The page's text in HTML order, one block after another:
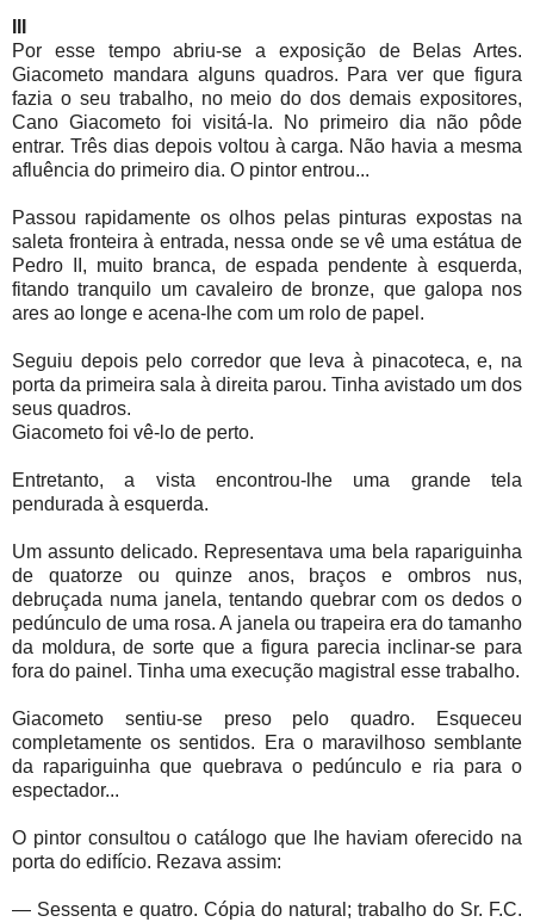
Por esse tempo abriu-se a exposição de Belas Artes.
Giacometo mandara alguns quadros. Para ver que figura
fazia o seu trabalho, no meio do dos demais expositores,
Cano Giacometo foi visitá-la. No primeiro dia não pôde
entrar. Três dias depois voltou à carga. Não havia a mesma
afluência do primeiro dia. O pintor entrou...
Passou rapidamente os olhos pelas pinturas expostas na
saleta fronteira à entrada, nessa onde se vê uma estátua de
Pedro II, muito branca, de espada pendente à esquerda,
fitando tranquilo um cavaleiro de bronze, que galopa nos
ares ao longe e acena-lhe com um rolo de papel.
Seguiu depois pelo corredor que leva à pinacoteca, e, na
porta da primeira sala à direita parou. Tinha avistado um dos
seus quadros.
Giacometo foi vê-lo de perto.
Entretanto, a vista encontrou-lhe uma grande tela
pendurada à esquerda.
Um assunto delicado. Representava uma bela rapariguinha
de quatorze ou quinze anos, braços e ombros nus,
debruçada numa janela, tentando quebrar com os dedos o
pedúnculo de uma rosa. A janela ou trapeira era do tamanho
da moldura, de sorte que a figura parecia inclinar-se para
fora do painel. Tinha uma execução magistral esse trabalho.
Giacometo sentiu-se preso pelo quadro. Esqueceu
completamente os sentidos. Era o maravilhoso semblante
da rapariguinha que quebrava o pedúnculo e ria para o
espectador...
O pintor consultou o catálogo que lhe haviam oferecido na
porta do edifício. Rezava assim:
— Sessenta e quatro. Cópia do natural; trabalho do Sr. F.C.